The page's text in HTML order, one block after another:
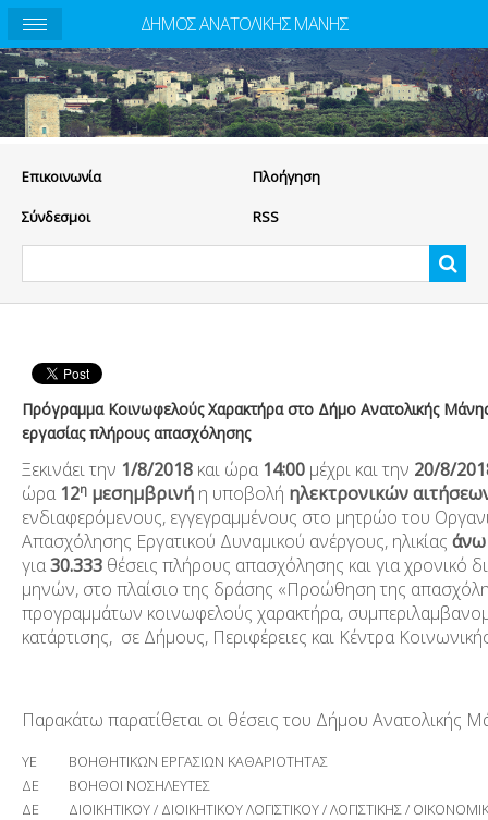
Eπικοινωνία Πλοήγηση
Σύνδεσμοι RSS
Πρόγραμμα Κοινωφελούς Χαρακτήρα στο Δήμο Ανατολικής
εργασίας πλήρους απασχόλησης
Ξεκινάει την 1/8/2018 και ώρα 14:00 μέχρι και την 20/8/
ώρα 12η μεσημβρινή η υποβολή ηλεκτρονικών
ενδιαφερόμενους, εγγεγραμμένους στο μητρώο του
Απασχόλησης Εργατικού Δυναμικού ανέργους, ηλικίας
για30.333 θέσεις πλήρους απασχόλησης και για χρονικό
μηνών, στο πλαίσιο της δράσης «Προώθηση της
προγραμμάτων κοινωφελούς χαρακτήρα,
κατάρτισης, σε Δήμους, Περιφέρειες και Κέντρα
Παρακάτω παρατίθεται οι θέσεις του Δήμου Ανατολικής
ΥΕ
ΒΟΗΘΗΤΙΚΩΝ ΕΡΓΑΣΙΩΝ ΚΑΘΑΡΙΟΤΗΤΑΣ
ΔΕ
ΒΟΗΘΟΙ ΝΟΣΗΛΕΥΤΕΣ
ΔΕ
ΔΙΟΙΚΗΤΙΚΟΥ / ΔΙΟΙΚΗΤΙΚΟΥ ΛΟΓΙΣΤΙΚΟΥ / ΛΟΓΙΣΤΙΚΗΣ /
ΔΗΜΟΣ ΑΝΑΤΟΛΙΚΗΣ ΜΑΝΗΣ